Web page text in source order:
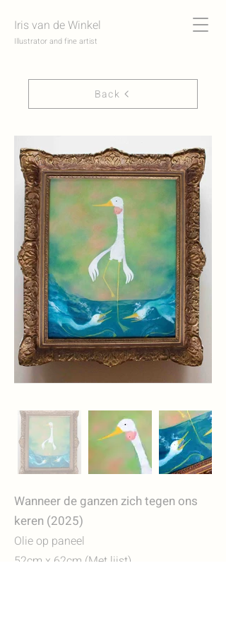
Iris van de Winkel
Illustrator and fine artist
Back
Wanneer de ganzen zich tegen ons
keren (2025)
Olie op paneel
52cm x 62cm (Met lijst)